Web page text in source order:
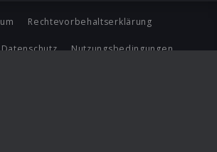
Rechtevorbehaltserklärung
Nutzungsbedingungen